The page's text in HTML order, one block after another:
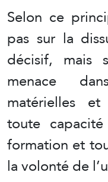
Selon ce
pas sur la
décisif, mais
menace
matérielles
toute
formation et
la volonté de